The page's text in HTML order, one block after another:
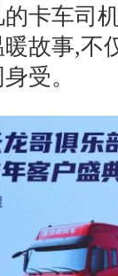
卡车司
故事,不
受。